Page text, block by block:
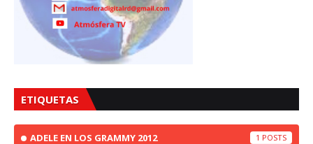
ETIQUETAS
ADELE EN LOS GRAMMY 2012 1